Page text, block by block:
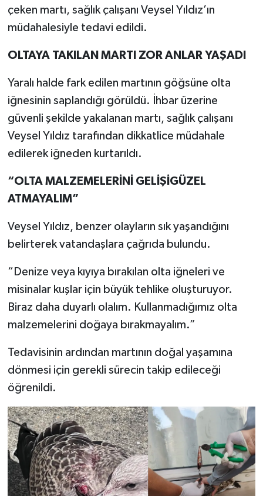
çeken martı, sağlık çalışanı Veysel Yıldız’ın
müdahalesiyle tedavi edildi.
OLTAYA TAKILAN MARTI ZOR ANLAR YAŞADI
Yaralı halde fark edilen martının göğsüne olta
iğnesinin saplandığı görüldü. İhbar üzerine
güvenli şekilde yakalanan martı, sağlık çalışanı
Veysel Yıldız tarafından dikkatlice müdahale
edilerek iğneden kurtarıldı.
“OLTA MALZEMELERİNİ GELİŞİGÜZEL
ATMAYALIM”
Veysel Yıldız, benzer olayların sık yaşandığını
belirterek vatandaşlara çağrıda bulundu.
“Denize veya kıyıya bırakılan olta iğneleri ve
misinalar kuşlar için büyük tehlike oluşturuyor.
Biraz daha duyarlı olalım. Kullanmadığımız olta
malzemelerini doğaya bırakmayalım.”
Tedavisinin ardından martının doğal yaşamına
dönmesi için gerekli sürecin takip edileceği
öğrenildi.